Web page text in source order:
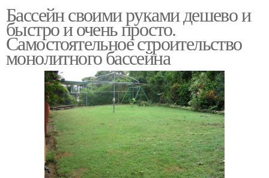
Бассейн своими руками дешево и
быстро и очень просто.
Самостоятельное строительство
монолитного бассейна